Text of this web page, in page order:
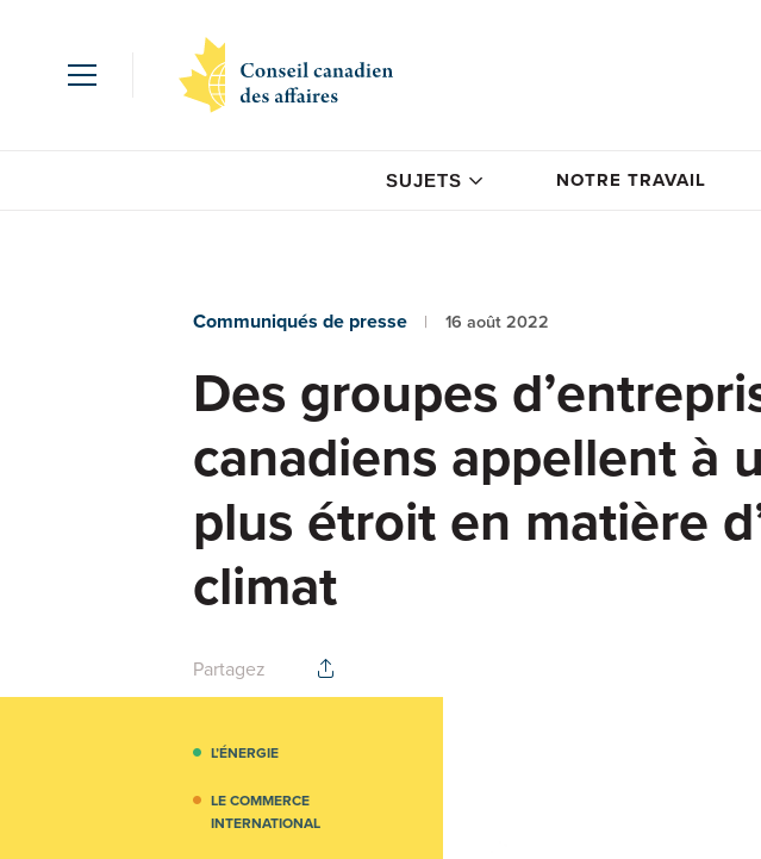
SUJETS NOTRE TRAVAIL
Communiqués de presse 16 août 2022
Des groupes
canadiens appellent à
plus étroit en matière
climat
Partagez
L’ÉNERGIE
LE COMMERCE
INTERNATIONAL